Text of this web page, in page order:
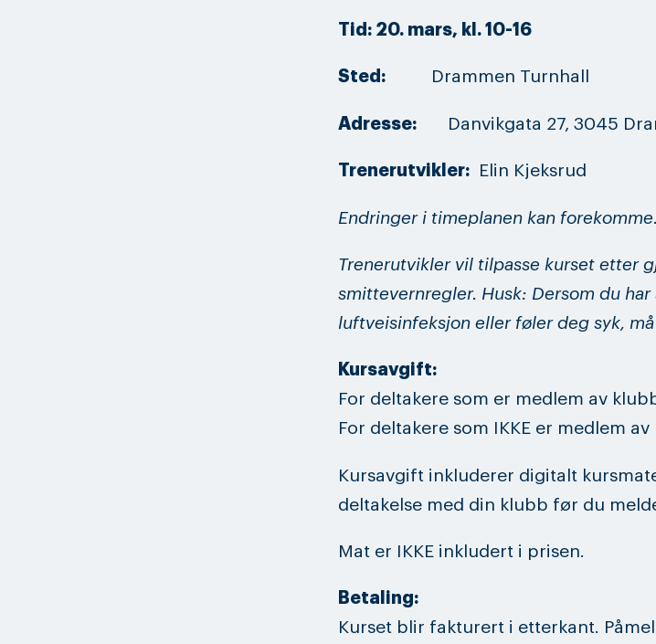
Tid: 20. mars, kl. 10-16
Sted: Drammen Turnhall
Adresse: Danvikgata 27, 3045
Trenerutvikler: Elin Kjeksrud
Endringer i timeplanen kan forekomme.
Trenerutvikler vil tilpasse kurset etter
smittevernregler. Husk: Dersom du
luftveisinfeksjon eller føler deg syk,
Kursavgift:
For deltakere som er medlem av
For deltakere som IKKE er medlem
Kursavgift inkluderer digitalt
deltakelse med din klubb før du
Mat er IKKE inkludert i prisen.
Betaling:
Kurset blir fakturert i etterkant.